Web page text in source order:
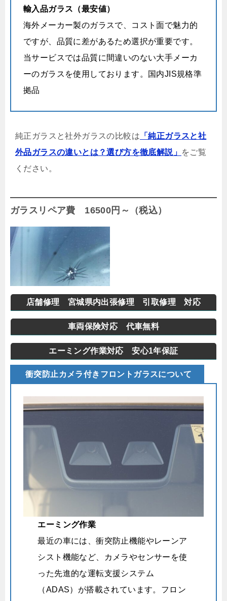
輸入品ガラス（最安値）
海外メーカー製のガラスで、コスト面で魅力的
ですが、品質に差があるため選択が重要です。
当サービスでは品質に間違いのない大手メーカ
ーのガラスを使用しております。国内JIS規格準
拠品
純正ガラスと社外ガラスの比較は 「純正ガラスと社
外品ガラスの違いとは？選び方を徹底解説」 をご覧
ください。
ガラスリペア費 16500円～（税込）
店舗修理 宮城県内出張修理 引取修理 対応
車両保険対応 代車無料
エーミング作業対応 安心1年保証
衝突防止カメラ付きフロントガラスについて
エーミング作業
最近の車には、衝突防止機能やレーンア
シスト機能など、カメラやセンサーを使
った先進的な運転支援システム
（ADAS）が搭載されています。フロン